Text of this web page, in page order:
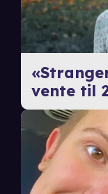
vente til